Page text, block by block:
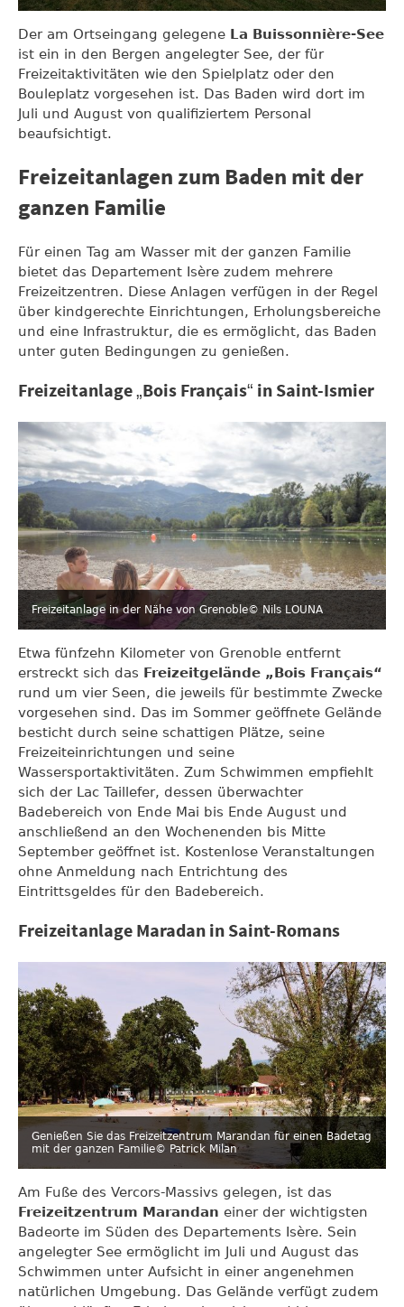
Der am Ortseingang gelegene La Buissonnière-See
ist ein in den Bergen angelegter See, der für
Freizeitaktivitäten wie den Spielplatz oder den
Bouleplatz vorgesehen ist. Das Baden wird dort im
Juli und August von qualifiziertem Personal
beaufsichtigt.
Freizeitanlagen zum Baden mit der
ganzen Familie
Für einen Tag am Wasser mit der ganzen Familie
bietet das Departement Isère zudem mehrere
Freizeitzentren. Diese Anlagen verfügen in der Regel
über kindgerechte Einrichtungen, Erholungsbereiche
und eine Infrastruktur, die es ermöglicht, das Baden
unter guten Bedingungen zu genießen.
Freizeitanlage „Bois Français“ in Saint-Ismier
Freizeitanlage in der Nähe von Grenoble© Nils LOUNA
Etwa fünfzehn Kilometer von Grenoble entfernt
erstreckt sich das Freizeitgelände „Bois Français“
rund um vier Seen, die jeweils für bestimmte Zwecke
vorgesehen sind. Das im Sommer geöffnete Gelände
besticht durch seine schattigen Plätze, seine
Freizeiteinrichtungen und seine
Wassersportaktivitäten. Zum Schwimmen empfiehlt
sich der Lac Taillefer, dessen überwachter
Badebereich von Ende Mai bis Ende August und
anschließend an den Wochenenden bis Mitte
September geöffnet ist. Kostenlose Veranstaltungen
ohne Anmeldung nach Entrichtung des
Eintrittsgeldes für den Badebereich.
Freizeitanlage Maradan in Saint-Romans
Genießen Sie das Freizeitzentrum Marandan für einen Badetag
mit der ganzen Familie© Patrick Milan
Am Fuße des Vercors-Massivs gelegen, ist das
Freizeitzentrum Marandan einer der wichtigsten
Badeorte im Süden des Departements Isère. Sein
angelegter See ermöglicht im Juli und August das
Schwimmen unter Aufsicht in einer angenehmen
natürlichen Umgebung. Das Gelände verfügt zudem